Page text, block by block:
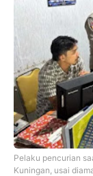
Pelaku pencurian
Kuningan, usai